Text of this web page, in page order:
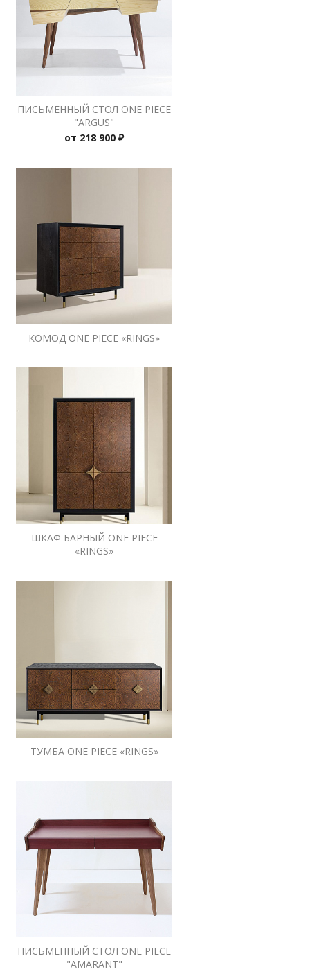
ПИСЬМЕННЫЙ СТОЛ ONE PIECE
"ARGUS"
от 218 900 ₽
КОМОД ONE PIECE «RINGS»
ШКАФ БАРНЫЙ ONE PIECE
«RINGS»
ТУМБА ONE PIECE «RINGS»
ПИСЬМЕННЫЙ СТОЛ ONE PIECE
"AMARANT"